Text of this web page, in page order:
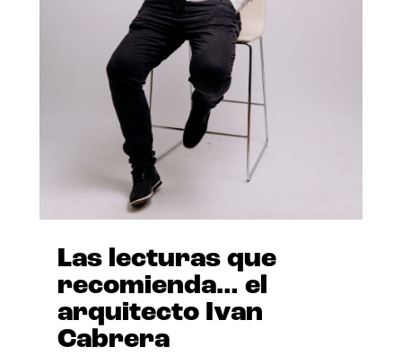
Las lecturas que
recomienda… el
arquitecto Ivan
Cabrera